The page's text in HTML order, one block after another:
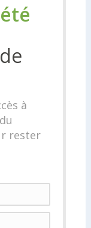
à
rester